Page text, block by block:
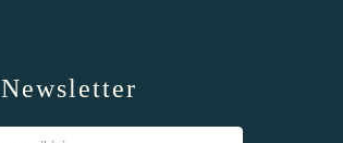
Newsletter